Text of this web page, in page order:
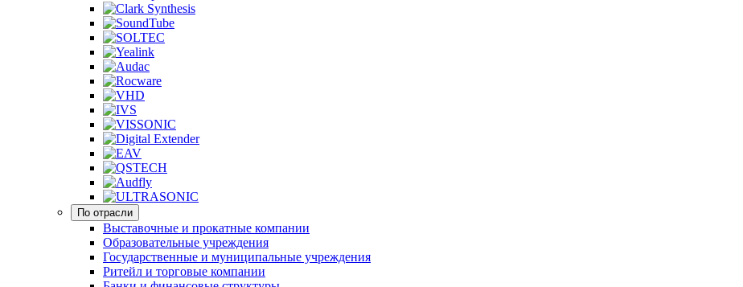
По отрасли
Выставочные и прокатные компании
Образовательные учреждения
Государственные и муниципальные учреждения
Ритейл и торговые компании